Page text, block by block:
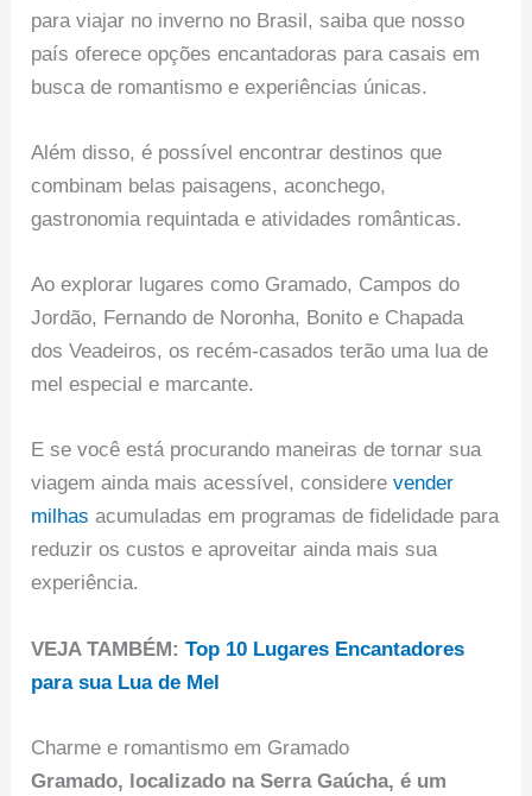
para viajar no inverno no Brasil, saiba que nosso
país oferece opções encantadoras para casais em
busca de romantismo e experiências únicas.
Além disso, é possível encontrar destinos que
combinam belas paisagens, aconchego,
gastronomia requintada e atividades românticas.
Ao explorar lugares como Gramado, Campos do
Jordão, Fernando de Noronha, Bonito e Chapada
dos Veadeiros, os recém-casados terão uma lua de
mel especial e marcante.
E se você está procurando maneiras de tornar sua
viagem ainda mais acessível, considerevender
milhas acumuladas em programas de fidelidade para
reduzir os custos e aproveitar ainda mais sua
experiência.
VEJA TAMBÉM:Top 10 Lugares Encantadores
para sua Lua de Mel
Charme e romantismo em Gramado
Gramado, localizado na Serra Gaúcha, é um